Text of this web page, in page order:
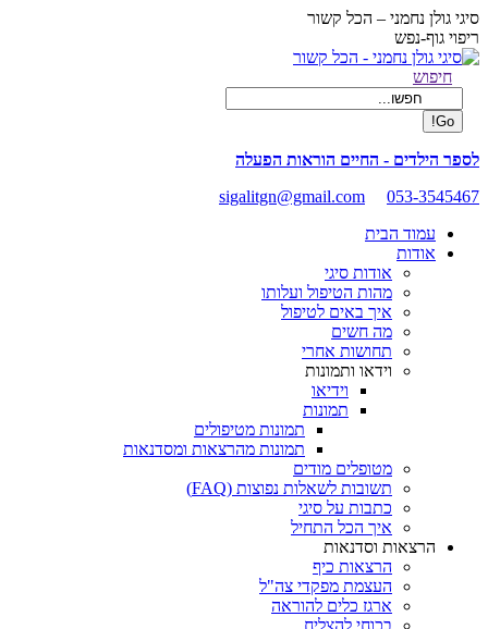
Skip
to
content
סיגי גולן נחמני – הכל קשור
ריפוי גוף-נפש
Facebook
opens
new
window
Search:
חיפוש
לספר הילדים - החיים הוראות הפעלה
sigalitgn@gmail.com
053-3545467
עמוד הבית
אודות
אודות סיגי
מהות הטיפול ועלותו
איך באים לטיפול
מה חשים
תחושות אחרי
וידאו ותמונות
וידיאו
תמונות
תמונות מטיפולים
תמונות מהרצאות ומסדנאות
מטופלים מודים
תשובות לשאלות נפוצות (FAQ)
כתבות על סיגי
איך הכל התחיל
הרצאות וסדנאות
הרצאות כיף
העצמת מפקדי צה"ל
ארגז כלים להוראה
בכוחי להצליח